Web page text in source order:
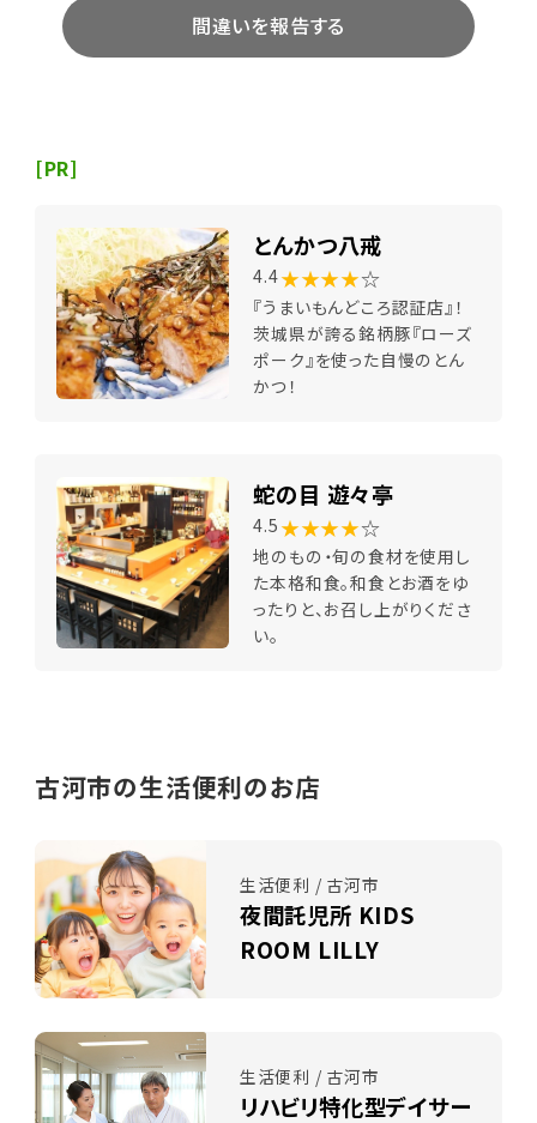
間違いを報告する
[PR]
とんかつ八戒
4.4★★★★☆
『うまいもんどころ認証店』！
茨城県が誇る銘柄豚『ローズ
ポーク』を使った自慢のとん
かつ！
蛇の目 遊々亭
4.5 ★★★★☆
地のもの・旬の食材を使用し
た本格和食。和食とお酒をゆ
ったりと、お召し上がりくださ
い。
古河市の生活便利のお店
生活便利 / 古河市
夜間託児所 KIDS
ROOM LILLY
生活便利 / 古河市
リハビリ特化型デイサー